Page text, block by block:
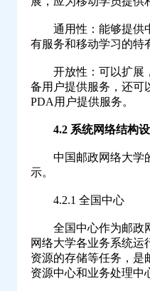
通用性：能够提供
有服务和移动学习的特
开放性：可以扩展
备用户提供服务，还可
PDA用户提供服务。
4.2 系统网络结构
中国邮政网络大学
示。
4.2.1 全国中心
全国中心作为邮政
网络大学各业务系统运
资源的存储等任务，是
资源中心和业务处理中